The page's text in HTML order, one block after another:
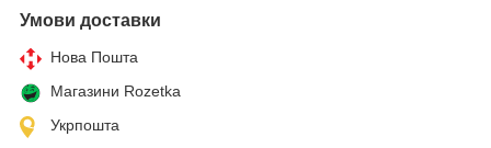
Умови доставки
Нова Пошта
Магазини Rozetka
Укрпошта